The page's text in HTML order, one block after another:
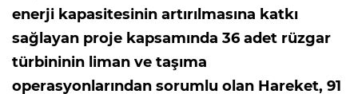
enerji kapasitesinin artırılmasına katkı
sağlayan proje kapsamında 36 adet rüzgar
türbininin liman ve taşıma
operasyonlarından sorumlu olan Hareket, 91